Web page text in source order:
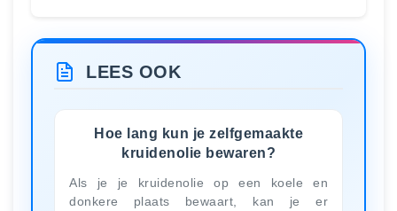
LEES OOK
Hoe lang kun je zelfgemaakte
kruidenolie bewaren?
Als je je kruidenolie op een koele en
donkere plaats bewaart, kan je er